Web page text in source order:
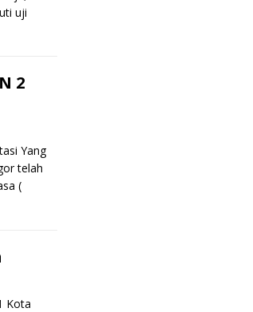
uji
2
Yang
telah
(
Kota